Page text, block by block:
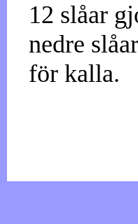
12 slåar
nedre
för kalla.